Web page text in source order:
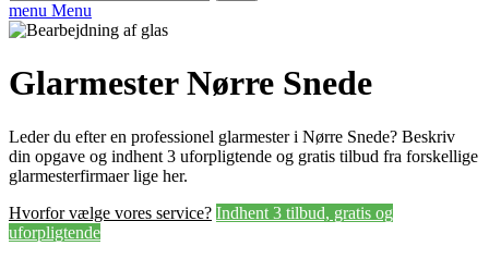
efter:
menu Menu
Glarmester Nørre Snede
Leder du efter en professionel glarmester i Nørre Snede? Beskriv
din opgave og indhent 3 uforpligtende og gratis tilbud fra forskellige
glarmesterfirmaer lige her.
Hvorfor vælge vores service? Indhent 3 tilbud, gratis og
uforpligtende